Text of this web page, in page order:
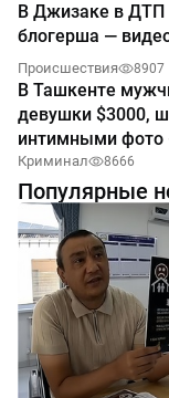
В Джизаке в ДТП
блогерша —
Происшествия 8907
В Ташкенте
девушки $3000,
интимными фото
Криминал 8666
Популярные